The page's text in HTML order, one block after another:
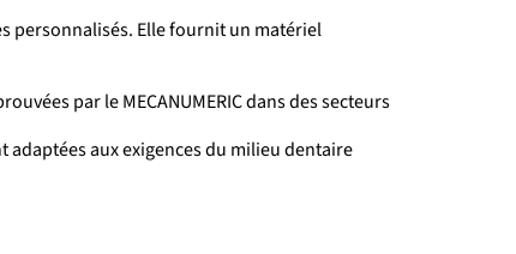
personnalisés. Elle fournit un matériel
par le MECANUMERIC dans des secteurs
adaptées aux exigences du milieu dentaire